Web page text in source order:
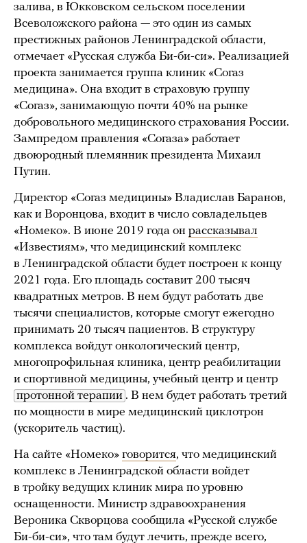
залива, в Юкковском сельском поселении
Всеволожского района — это один из самых
престижных районов Ленинградской области,
отмечает «Русская служба Би-би-си». Реализацией
проекта занимается группа клиник «Согаз
медицина». Она входит в страховую группу
«Согаз», занимающую почти 40% на рынке
добровольного медицинского страхования России.
Зампредом правления «Согаза» работает
двоюродный племянник президента Михаил
Путин.
Директор «Согаз медицины» Владислав Баранов,
как и Воронцова, входит в число совладельцев
«Номеко». В июне 2019 года он рассказывал
«Известиям», что медицинский комплекс
в Ленинградской области будет построен к концу
2021 года. Его площадь составит 200 тысяч
квадратных метров. В нем будут работать две
тысячи специалистов, которые смогут ежегодно
принимать 20 тысяч пациентов. В структуру
комплекса войдут онкологический центр,
многопрофильная клиника, центр реабилитации
и спортивной медицины, учебный центр и центр
протонной терапии . В нем будет работать третий
по мощности в мире медицинский циклотрон
(ускоритель частиц).
На сайте «Номеко» говорится, что медицинский
комплекс в Ленинградской области войдет
в тройку ведущих клиник мира по уровню
оснащенности. Министр здравоохранения
Вероника Скворцова сообщила «Русской службе
Би-би-си», что там будут лечить, прежде всего,